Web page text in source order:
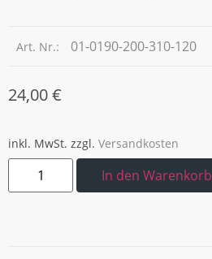
Art. Nr.: 01-0190-200-310-120
24,00€
inkl. MwSt. zzgl. Versandkosten
In den Warenkorb